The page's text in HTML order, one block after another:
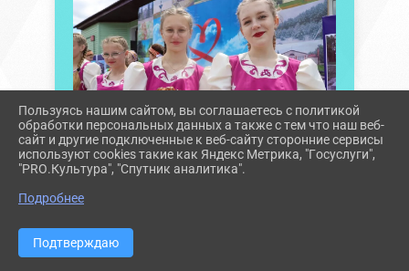
Пользуясь нашим сайтом, вы соглашаетесь с политикой
обработки персональных данных а также с тем что наш веб-
сайт и другие подключенные к веб-сайту сторонние сервисы
используют cookies такие как Яндекс Метрика, "Госуслуги",
"PRO.Культура", "Спутник аналитика".
Подробнее
Подтверждаю